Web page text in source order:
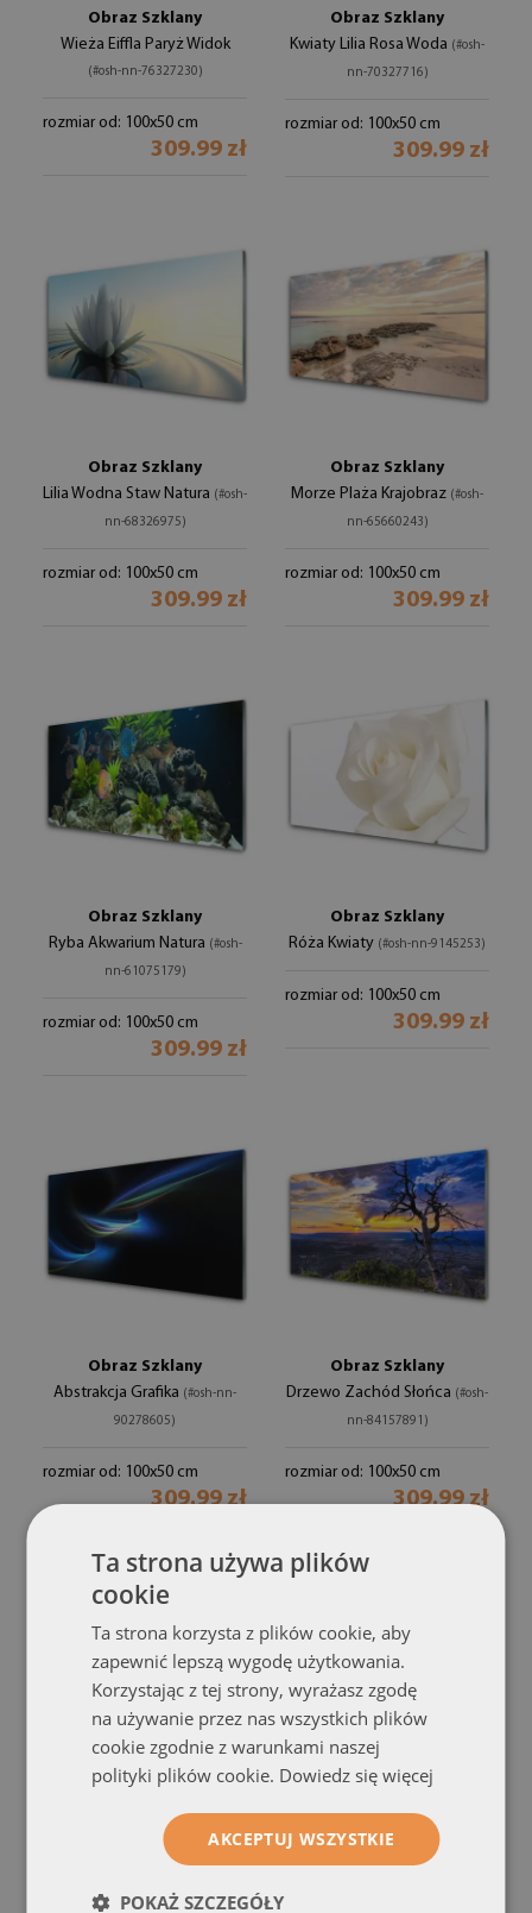
Obraz Szklany
Wieża Eiffla Paryż Widok
(#osh-nn-76327230)
rozmiar od: 100x50 cm
309.99 zł
Obraz Szklany
Kwiaty Lilia Rosa Woda (#osh-
nn-70327716)
rozmiar od: 100x50 cm
309.99 zł
Obraz Szklany
Lilia Wodna Staw Natura (#osh-
nn-68326975)
rozmiar od: 100x50 cm
309.99 zł
Obraz Szklany
Morze Plaża Krajobraz (#osh-
nn-65660243)
rozmiar od: 100x50 cm
309.99 zł
Obraz Szklany
Ryba Akwarium Natura (#osh-
nn-61075179)
rozmiar od: 100x50 cm
309.99 zł
Obraz Szklany
Róża Kwiaty (#osh-nn-9145253)
rozmiar od: 100x50 cm
309.99 zł
Obraz Szklany
Abstrakcja Grafika (#osh-nn-
90278605)
rozmiar od: 100x50 cm
309.99 zł
Obraz Szklany
Drzewo Zachód Słońca (#osh-
nn-84157891)
rozmiar od: 100x50 cm
309.99 zł
Obraz Szklany
Góry Dolina Jeziora Szczyty
(#osh-nn-69388137)
Obraz Szklany
Jezioro Góry Las Krajobraz
(#osh-nn-66909754)
Ta strona używa plików
cookie
Ta strona korzysta z plików cookie, aby
zapewnić lepszą wygodę użytkowania.
Korzystając z tej strony, wyrażasz zgodę
na używanie przez nas wszystkich plików
cookie zgodnie z warunkami naszej
polityki plików cookie. Dowiedz się więcej
AKCEPTUJ WSZYSTKIE
POKAŻ SZCZEGÓŁY